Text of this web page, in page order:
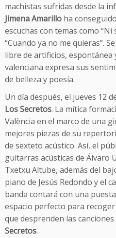
machistas sufridas desde la
Jimena Amarillo ha
escuchas con temas como “Ni
“Cuando ya no me quieras”.
libre de artificios, espontánea
valenciana expresa sus
de belleza y poesía.
Un día después, el jueves 12
Los Secretos. La mítica
València en el marco de una
mejores piezas de su
de sexteto acústico. Así, el
guitarras acústicas de Álvaro
Txetxu Altube, además del
piano de Jesús Redondo y el
banda contará con una
espacio perfecto para
que desprenden las
Secretos.